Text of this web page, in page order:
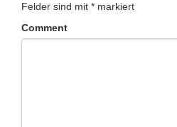
Felder sind mit * markiert
Comment